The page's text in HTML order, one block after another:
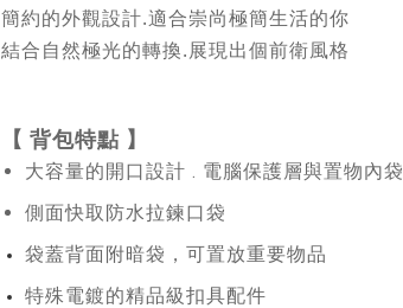
簡約的外觀設計.適合崇尚極簡生活的你
結合自然極光的轉換.展現出個前衛風格
【 背包特點 】
大容量的開口設計 . 電腦保護層與置物內袋
側面快取防水拉鍊口袋
袋蓋背面附暗袋，可置放重要物品
特殊電鍍的精品級扣具配件